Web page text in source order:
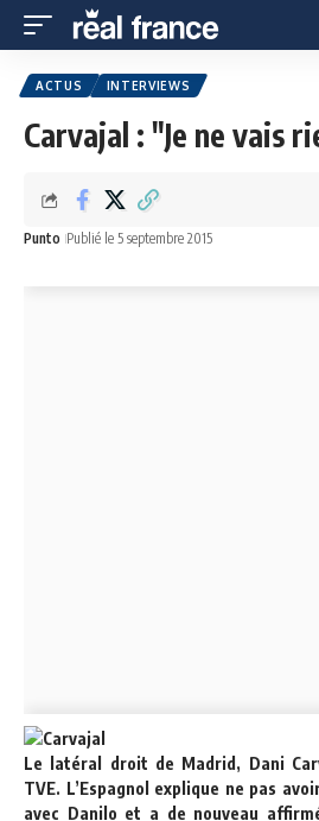
ACTUS INTERVIEWS
Carvajal : "Je ne vais
Punto Publié le 5 septembre 2015
Le latéral droit de Madrid, Dani
TVE. L’Espagnol explique ne pas
avec Danilo et a de nouveau